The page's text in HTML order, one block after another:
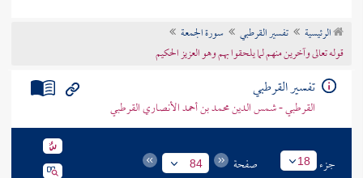
تراجم الأعلام
الرئيسية تفسير القرطبي
سورة الجمعة
قوله تعالى وآخرين منهم لما يلحقوا بهم وهو العزيز الحكيم
تفسير القرطبي
القرطبي - شمس الدين محمد بن أحمد الأنصاري القرطبي
جزء 18 صفحة 84